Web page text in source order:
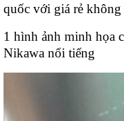
Thang
nhôm
Thương
quốc với giá rẻ
1 hình ảnh minh họa
Nikawa nổi tiếng